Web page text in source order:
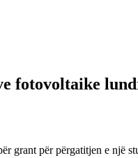
fotovoltaike
grant për përgatitjen e një